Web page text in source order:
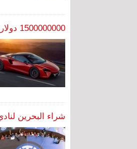
1500000000 دولار أنفقتها البحرين في مكلارين
شراء البحرين